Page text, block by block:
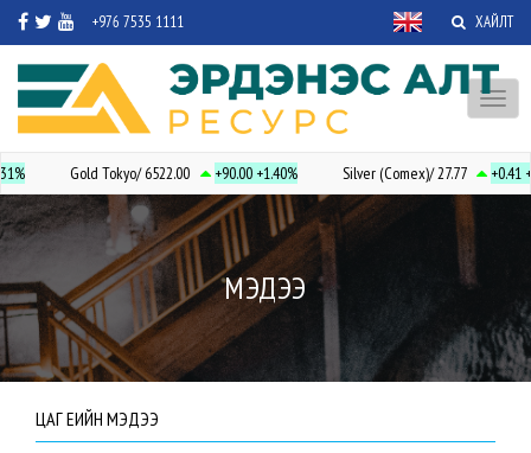
+976 7535 1111 ХАЙЛТ
Gold Tokyo/ 6522.00 +90.00+1.40% Silver (Comex)/ 27.77 +0.41
МЭДЭЭ
ЦАГ ҮЕИЙН МЭДЭЭ